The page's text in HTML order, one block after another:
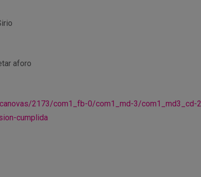
aforo
2173/com1_fb-0/com1_md-3/com1_md3_cd-
cumplida